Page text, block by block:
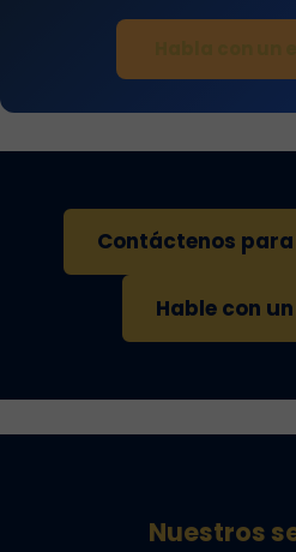
Contáctenos
Hable con
Nuestros